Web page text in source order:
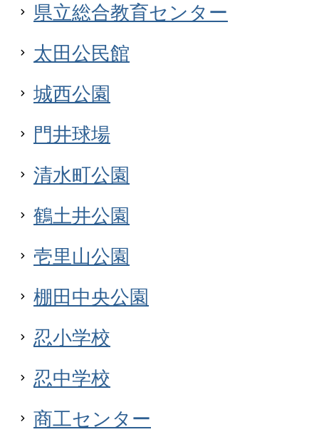
県立総合教育センター
太田公民館
城西公園
門井球場
清水町公園
鶴土井公園
壱里山公園
棚田中央公園
忍小学校
忍中学校
商工センター